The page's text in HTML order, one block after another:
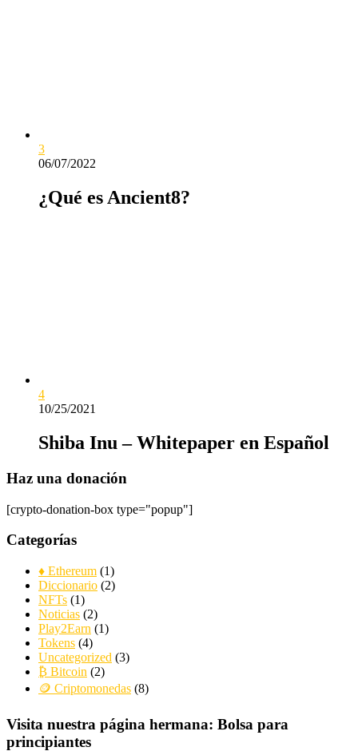
3
06/07/2022
¿Qué es Ancient8?
4
10/25/2021
Shiba Inu – Whitepaper en Español
Haz una donación
[crypto-donation-box type="popup"]
Categorías
♦ Ethereum (1)
Diccionario (2)
NFTs (1)
Noticias (2)
Play2Earn (1)
Tokens (4)
Uncategorized (3)
₿ Bitcoin (2)
🪙 Criptomonedas (8)
Visita nuestra página hermana: Bolsa para
principiantes